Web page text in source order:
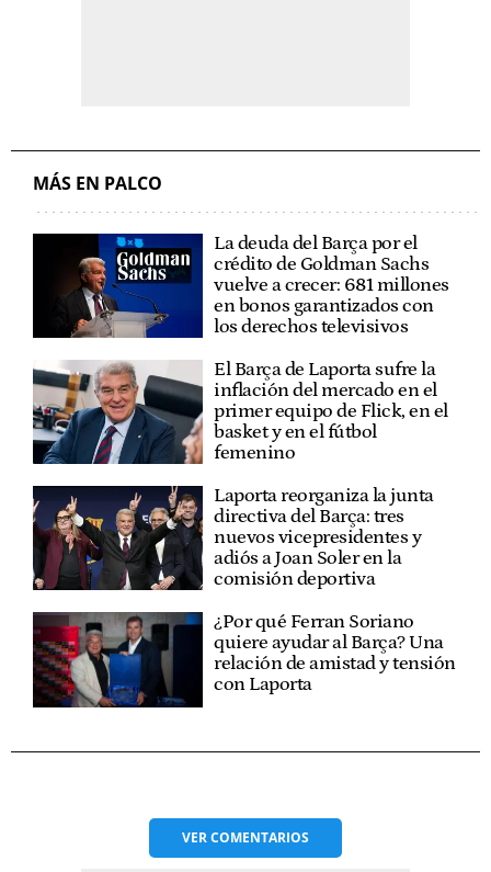
MÁS EN PALCO
La deuda del Barça por el
crédito de Goldman Sachs
vuelve a crecer: 681 millones
en bonos garantizados con
los derechos televisivos
El Barça de Laporta sufre la
inflación del mercado en el
primer equipo de Flick, en el
basket y en el fútbol
femenino
Laporta reorganiza la junta
directiva del Barça: tres
nuevos vicepresidentes y
adiós a Joan Soler en la
comisión deportiva
¿Por qué Ferran Soriano
quiere ayudar al Barça? Una
relación de amistad y tensión
con Laporta
VERCOMENTARIOS